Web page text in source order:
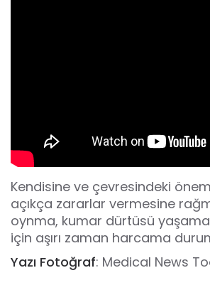
Kendisine ve çevresindeki
açıkça zararlar vermesine
oynma, kumar dürtüsü
için aşırı zaman harcama
Yazı Fotoğraf: Medical News